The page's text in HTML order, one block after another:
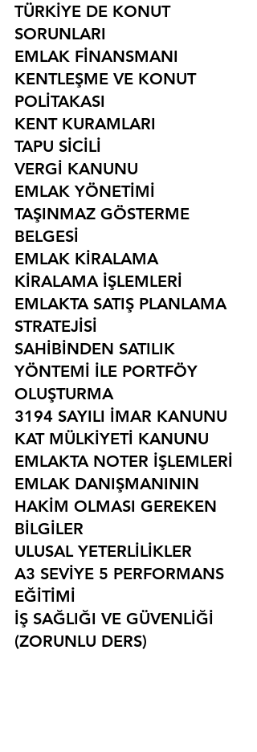
TÜRKİYE DE KONUT
SORUNLARI
EMLAK FİNANSMANI
KENTLEŞME VE KONUT
POLİTAKASI
KENT KURAMLARI
TAPU SİCİLİ
VERGİ KANUNU
EMLAK YÖNETİMİ
TAŞINMAZ GÖSTERME
BELGESİ
EMLAK KİRALAMA
KİRALAMA İŞLEMLERİ
EMLAKTA SATIŞ PLANLAMA
STRATEJİSİ
SAHİBİNDEN SATILIK
YÖNTEMİ İLE PORTFÖY
OLUŞTURMA
3194 SAYILI İMAR KANUNU
KAT MÜLKİYETİ KANUNU
EMLAKTA NOTER İŞLEMLERİ
EMLAK DANIŞMANININ
HAKİM OLMASI GEREKEN
BİLGİLER
ULUSAL YETERLİLİKLER
A3 SEVİYE 5 PERFORMANS
EĞİTİMİ
İŞ SAĞLIĞI VE GÜVENLİĞİ
(ZORUNLU DERS)